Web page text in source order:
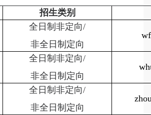
招生类别
全日制非定向/
非全日制定向
全日制非定向/
非全日制定向
全日制非定向/
非全日制定向